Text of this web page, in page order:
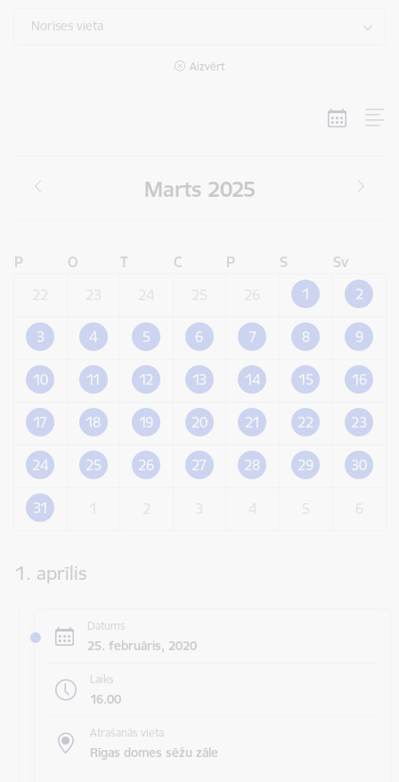
Norises vieta
Aizvērt
Marts 2025
P O T C P S
Sv
1 2
3 4 5 6 7 8 9
10 11 12 13 14 15 16
17 18 19 20 21 22 23
24 25 26 27 28 29 30
31
1. aprīlis
Datums
25. februāris, 2020
Laiks
16.00
Atrašanās vieta
Rīgas domes sēžu zāle